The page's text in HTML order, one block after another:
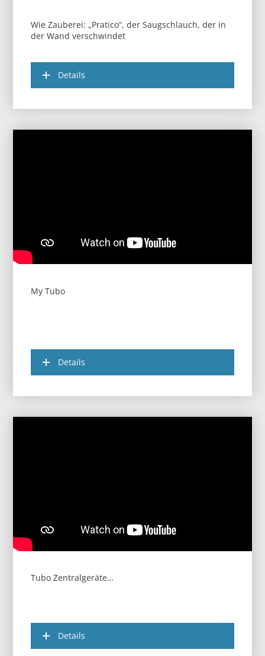
Wie Zauberei: „Pratico“, der Saugschlauch, der in
der Wand verschwindet
Details
My Tubo
Details
Tubo Zentralgeräte…
Details